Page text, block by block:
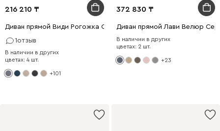
216 210
Диван прямой Види Рогожка Серый
1отзыв
В наличии в других
цветах: 4 шт.
+101
372 830
Диван прямой Лави Велюр
В наличии в других
цветах: 2 шт.
+23